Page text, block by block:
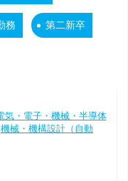
務 第二新卒
気・電子・機械・半導体
機械・機構設計（自動